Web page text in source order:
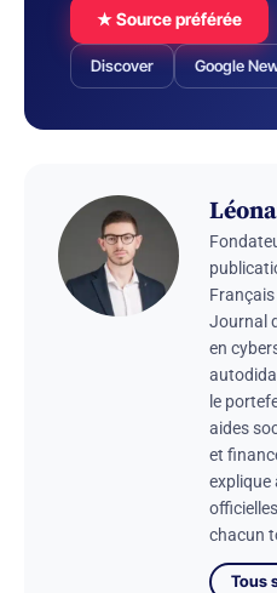
★ Source préférée
Discover Google
Journal
en
le
aides
et
explique
chacun
Tous